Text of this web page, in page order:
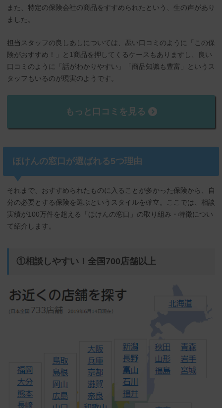
また、特定の保険会社の商品をすすめられたという、生の声があり
ました。
担当スタッフの良しあしについては、悪い口コミのように「この保
険がおすすめ！」と1商品を押してくるケースもありますし、良い
口コミのように「話がわかりやすい」「商品知識も豊富」というス
タッフもいるのが現実のようです。
もっと口コミを見る
ほけんの窓口が選ばれる5つ理由
それまで、おすすめられたものに入ることが多かった保険から、自
分の必要とする保険を選ぶというスタイルを確立。ここでは、相談
実績が100万件を超える「ほけんの窓口」の取り組み・特徴につい
て紹介します。
①相談しやすい！全国700店舗以上